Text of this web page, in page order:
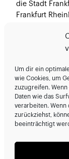
Um dir ein
wie Cookies, um
zuzugreifen.
Daten wie das
verarbeiten.
zurückziehst,
beeinträchtigt
die Stadt
Frankfurt